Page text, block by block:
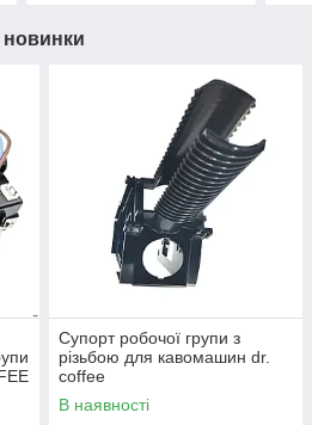
новинки
Супорт робочої групи з
різьбою для кавомашин dr.
coffee
В наявності